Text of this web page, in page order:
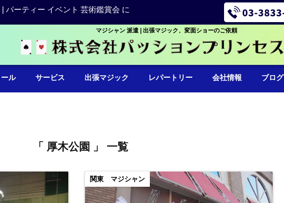
パーティー イベント 芸術鑑賞会 に
マジシャン 派遣 | 出張マジック、変面ショーのご依頼
ル サービス 出張マジック レパートリー 会社情報 ブログ
「 厚木公園 」 一覧
関東 マジシャン